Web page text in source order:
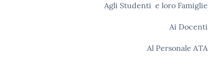
Agli Studenti e loro Famiglie
Ai Docenti
Al Personale ATA